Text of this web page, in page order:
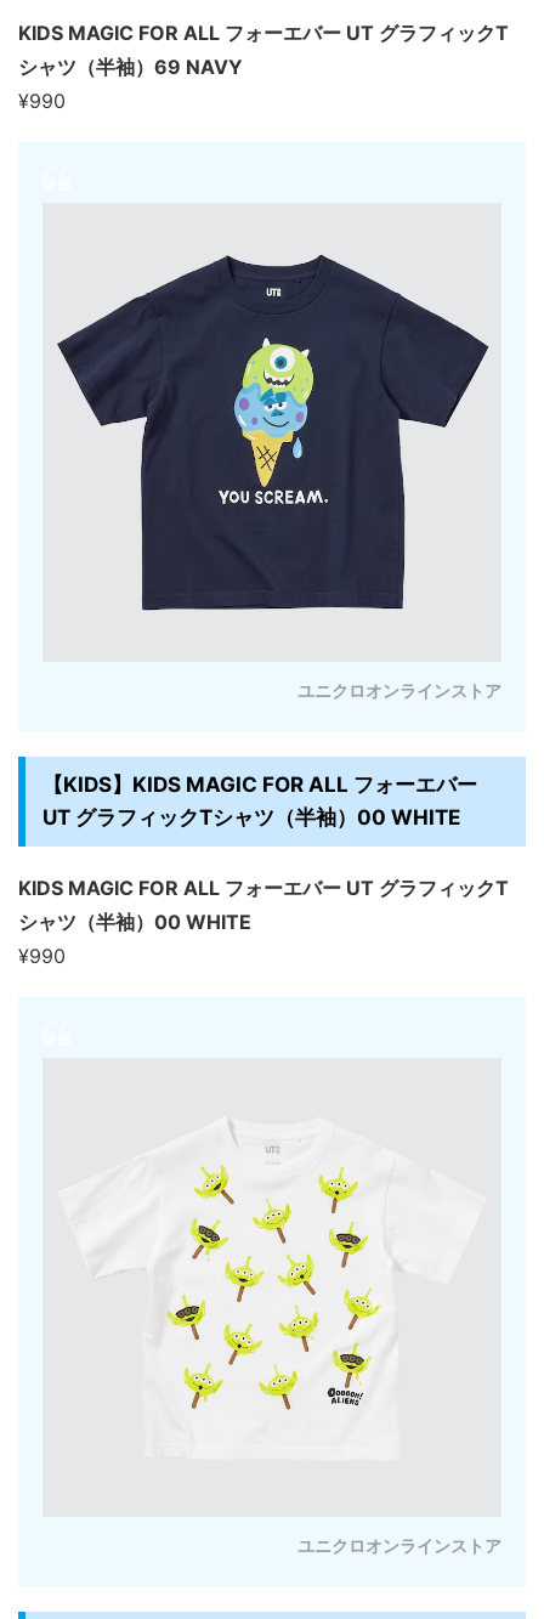
KIDS MAGIC FOR ALL フォーエバー UT グラフィックT
シャツ（半袖）69 NAVY
¥990
ユニクロオンラインストア
【KIDS】KIDS MAGIC FOR ALL フォーエバー
UT グラフィックTシャツ（半袖）00 WHITE
KIDS MAGIC FOR ALL フォーエバー UT グラフィックT
シャツ（半袖）00 WHITE
¥990
ユニクロオンラインストア